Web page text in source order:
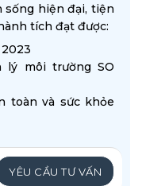
hiện đại, tiện
tích đạt được:
lý môi trường SO
toàn và sức khỏe
YÊU CẦU TƯ VẤN